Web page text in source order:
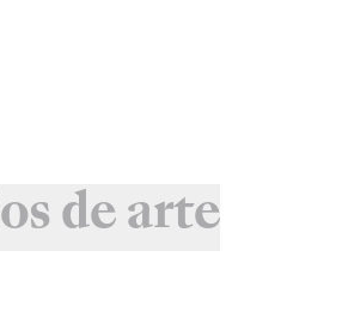
de arte